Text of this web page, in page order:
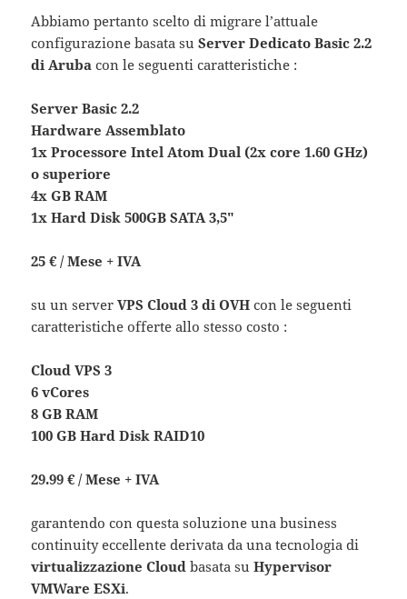
Abbiamo pertanto scelto di migrare l’attuale
configurazione basata suServer Dedicato Basic 2.2
di Aruba con le seguenti caratteristiche :
Server Basic 2.2
Hardware Assemblato
1x Processore Intel Atom Dual (2x core 1.60 GHz)
o superiore
4x GB RAM
1x Hard Disk 500GB SATA 3,5″
25 € / Mese + IVA
su un serverVPS Cloud 3 di OVH con le seguenti
caratteristiche offerte allo stesso costo :
Cloud VPS 3
6 vCores
8 GB RAM
100 GB Hard Disk RAID10
29.99 € / Mese + IVA
garantendo con questa soluzione una business
continuity eccellente derivata da una tecnologia di
virtualizzazione Cloud basata suHypervisor
VMWare ESXi.